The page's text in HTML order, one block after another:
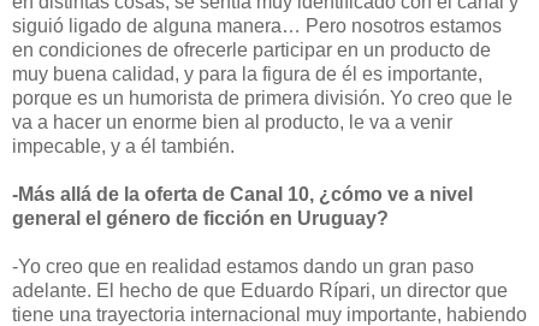
siguió ligado de alguna manera… Pero nosotros estamos
en condiciones de ofrecerle participar en un producto de
muy buena calidad, y para la figura de él es importante,
porque es un humorista de primera división. Yo creo que le
va a hacer un enorme bien al producto, le va a venir
impecable, y a él también.
-Más allá de la oferta de Canal 10, ¿cómo ve a nivel
general el género de ficción en Uruguay?
-Yo creo que en realidad estamos dando un gran paso
adelante. El hecho de que Eduardo Rípari, un director que
tiene una trayectoria internacional muy importante, habiendo